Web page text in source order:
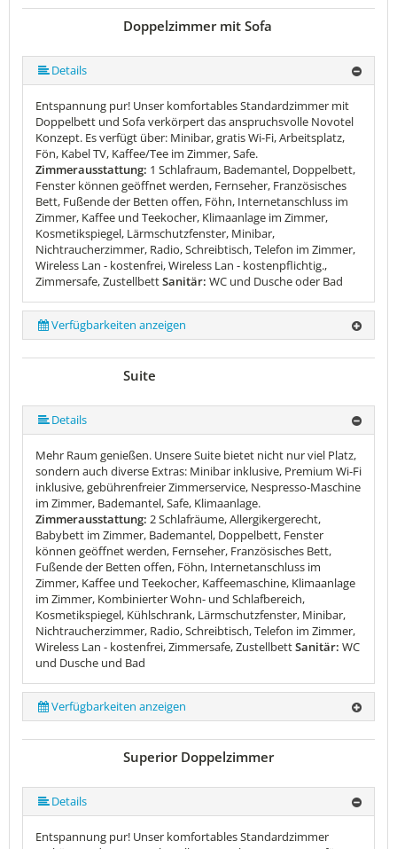
Doppelzimmer mit Sofa
Details
Entspannung pur! Unser komfortables Standardzimmer mit
Doppelbett und Sofa verkörpert das anspruchsvolle Novotel
Konzept. Es verfügt über: Minibar, gratis Wi-Fi, Arbeitsplatz,
Fön, Kabel TV, Kaffee/Tee im Zimmer, Safe.
Zimmerausstattung: 1 Schlafraum, Bademantel, Doppelbett,
Fenster können geöffnet werden, Fernseher, Französisches
Bett, Fußende der Betten offen, Föhn, Internetanschluss im
Zimmer, Kaffee und Teekocher, Klimaanlage im Zimmer,
Kosmetikspiegel, Lärmschutzfenster, Minibar,
Nichtraucherzimmer, Radio, Schreibtisch, Telefon im Zimmer,
Wireless Lan - kostenfrei, Wireless Lan - kostenpflichtig.,
Zimmersafe, ZustellbettSanitär: WC und Dusche oder Bad
Verfügbarkeiten anzeigen
Suite
Details
Mehr Raum genießen. Unsere Suite bietet nicht nur viel Platz,
sondern auch diverse Extras: Minibar inklusive, Premium Wi-Fi
inklusive, gebührenfreier Zimmerservice, Nespresso-Maschine
im Zimmer, Bademantel, Safe, Klimaanlage.
Zimmerausstattung: 2 Schlafräume, Allergikergerecht,
Babybett im Zimmer, Bademantel, Doppelbett, Fenster
können geöffnet werden, Fernseher, Französisches Bett,
Fußende der Betten offen, Föhn, Internetanschluss im
Zimmer, Kaffee und Teekocher, Kaffeemaschine, Klimaanlage
im Zimmer, Kombinierter Wohn- und Schlafbereich,
Kosmetikspiegel, Kühlschrank, Lärmschutzfenster, Minibar,
Nichtraucherzimmer, Radio, Schreibtisch, Telefon im Zimmer,
Wireless Lan - kostenfrei, Zimmersafe, ZustellbettSanitär: WC
und Dusche und Bad
Verfügbarkeiten anzeigen
Superior Doppelzimmer
Details
Entspannung pur! Unser komfortables Standardzimmer